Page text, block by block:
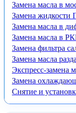
Замена масла в
Замена жидкости
Замена масла в
Замена масла в
Замена фильтра
Замена масла
Экспресс-замена
Замена
Снятие и